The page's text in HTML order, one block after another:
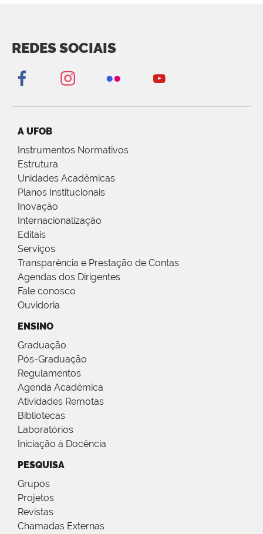
REDES SOCIAIS
A UFOB
Instrumentos Normativos
Estrutura
Unidades Acadêmicas
Planos Institucionais
Inovação
Internacionalização
Editais
Serviços
Transparência e Prestação de Contas
Agendas dos Dirigentes
Fale conosco
Ouvidoria
ENSINO
Graduação
Pós-Graduação
Regulamentos
Agenda Acadêmica
Atividades Remotas
Bibliotecas
Laboratórios
Iniciação à Docência
PESQUISA
Grupos
Projetos
Revistas
Chamadas Externas